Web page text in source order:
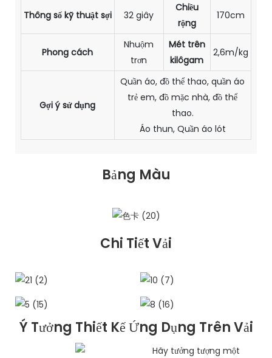
Thông số kỹ thuật sợi 32 giây
Chiều
rộng
170cm
Phong cách
Nhuộm
trơn
Mét trên
kilôgam
2,6m/kg
Gợi ý sử dụng
Quần áo, đồ thể thao, quần áo
trẻ em, đồ mặc nhà, đồ thể
thao.
Áo thun, Quần áo lót
Bảng Màu
Chi Tiết Vải
Ý Tưởng Thiết Kế Ứng Dụng Trên Vải
Hãy tưởng tượng một